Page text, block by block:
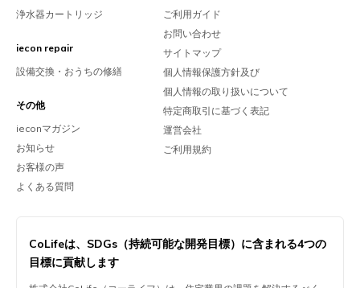
浄水器カートリッジ
iecon repair
設備交換・おうちの修繕
その他
ieconマガジン
お知らせ
お客様の声
よくある質問
ご利用ガイド
お問い合わせ
サイトマップ
個人情報保護方針及び
個人情報の取り扱いについて
特定商取引に基づく表記
運営会社
ご利用規約
CoLifeは、 SDGs（持続可能な開発目標）に含まれる4つの
目標に貢献します